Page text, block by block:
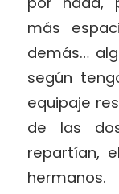
más
demás…
según
equipaje
de las
repartían,
hermanos.